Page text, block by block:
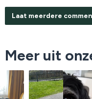
Laat meerdere
Meer uit